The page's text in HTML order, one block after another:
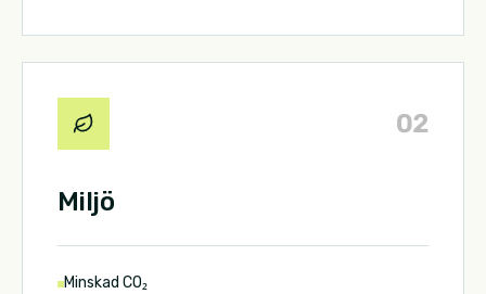
02
Miljö
Minskad CO₂